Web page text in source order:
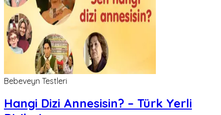
Bebeveyn Testleri
Hangi Dizi Annesisin? – Türk Yerli